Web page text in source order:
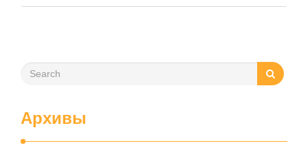
зависит от нескольких факторов, включая температуру
Архивы